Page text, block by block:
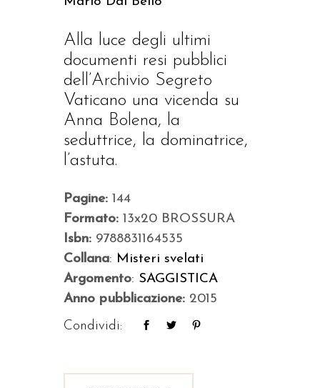
Alla luce degli ultimi
documenti resi pubblici
dell’Archivio Segreto
Vaticano una vicenda su
Anna Bolena, la
seduttrice, la dominatrice,
l’astuta.
Pagine: 144
Formato: 13x20 BROSSURA
Isbn: 9788831164535
Collana: Misteri svelati
Argomento: SAGGISTICA
Anno pubblicazione: 2015
Condividi: